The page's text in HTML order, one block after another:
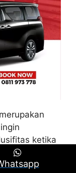
ketika